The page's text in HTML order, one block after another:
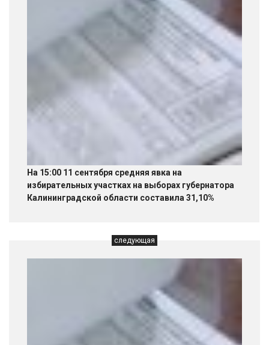
На 15:00 11 сентября средняя явка на
избирательных участках на выборах губернатора
Калининградской области составила 31,10%
следующая